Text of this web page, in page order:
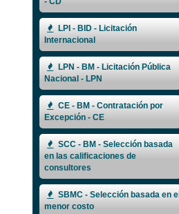
LPI - BID - Licitación
Internacional
LPN - BM - Licitación Pública
Nacional - LPN
CE - BM - Contratación por
Excepción - CE
SCC - BM - Selección basada
en las calificaciones de
consultores
SBMC - Selección basada en el
menor costo